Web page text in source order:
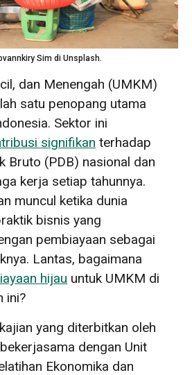
Sim di Unsplash.
dan Menengah (UMKM)
satu penopang utama
Sektor ini
signifikan terhadap
Bruto (PDB) nasional dan
kerja setiap tahunnya.
muncul ketika dunia
bisnis yang
pembiayaan sebagai
Lantas, bagaimana
hijau untuk UMKM di
ini?
kajian yang diterbitkan oleh
dengan Unit
Ekonomika dan